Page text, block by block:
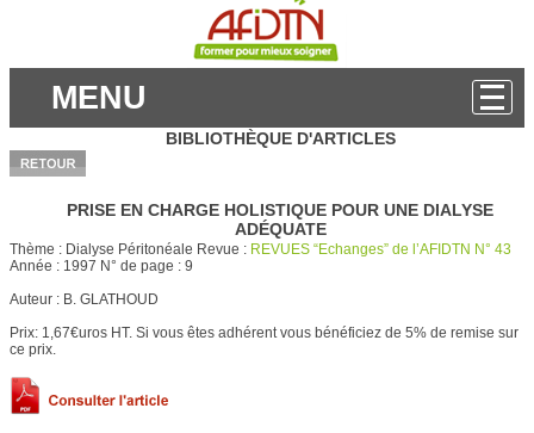
MENU
BIBLIOTHÈQUE D'ARTICLES
PRISE EN CHARGE HOLISTIQUE POUR UNE DIALYSE
ADÉQUATE
Thème : Dialyse Péritonéale Revue : REVUES “Echanges” de l’AFIDTN N° 43
Année : 1997 N° de page : 9
Auteur : B. GLATHOUD
Prix: 1,67€uros HT. Si vous êtes adhérent vous bénéficiez de 5% de remise sur
ce prix.